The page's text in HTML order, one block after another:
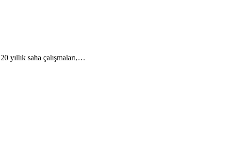
yıllık saha çalışmaları,…